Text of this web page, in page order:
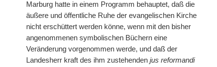
Marburg hatte in einem Programm behauptet, daß die
äußere und öffentliche Ruhe der evangelischen Kirche
nicht erschüttert werden könne, wenn mit den bisher
angenommenen symbolischen Büchern eine
Veränderung vorgenommen werde, und daß der
Landesherr kraft des ihm zustehenden jus reformandi